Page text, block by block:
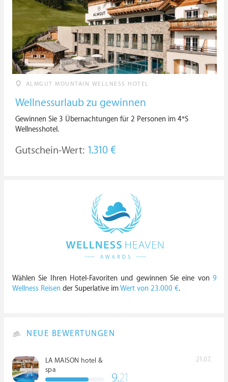
ALMGUT MOUNTAIN WELLNESS HOTEL
Wellnessurlaub zu gewinnen
Gewinnen Sie 3 Übernachtungen für 2 Personen im 4*S
Wellnesshotel.
Gutschein-Wert: 1.310 €
Wählen Sie Ihren Hotel-Favoriten und gewinnen Sie eine von 9
Wellness Reisen der Superlative imWert von 23.000 €.
NEUE BEWERTUNGEN
LA MAISON hotel &
spa
21.07.
9.21